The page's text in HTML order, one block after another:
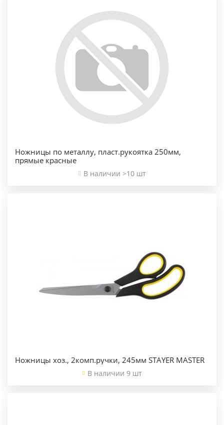
Ножницы по металлу, пласт.рукоятка 250мм,
прямые красные
В наличии >10 шт
Ножницы хоз., 2комп.ручки, 245мм STAYER MASTER
В наличии 9 шт